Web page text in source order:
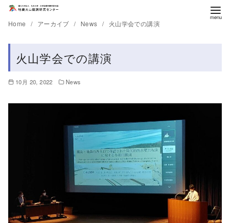
Home アーカイブ News 火山学会での講演
火山学会での講演
10月 20, 2022 News